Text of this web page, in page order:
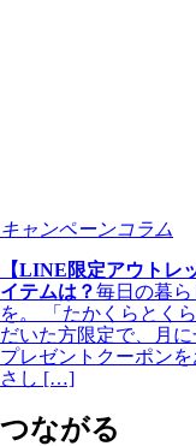
キャンペーンコラム
【LINE限定アウトレ
イテムは？毎日の暮
を。 「たかくらとく
だいた方限定で、月
プレゼントクーポン
さし […]
つながる